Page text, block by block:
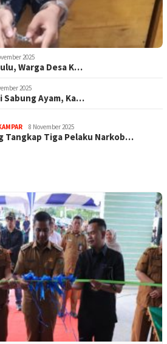
2025
Warga Desa K…
2025
Sabung Ayam, Ka…
8 November 2025
Tangkap Tiga Pelaku Narkob…